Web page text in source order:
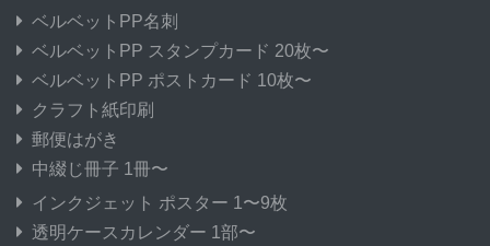
ベルベットPP名刺
ベルベットPP スタンプカード 20枚〜
ベルベットPP ポストカード 10枚〜
クラフト紙印刷
郵便はがき
中綴じ冊子 1冊〜
インクジェット ポスター 1〜9枚
透明ケースカレンダー 1部〜